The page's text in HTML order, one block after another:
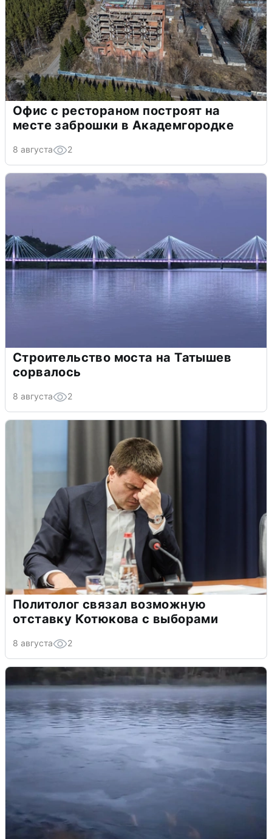
Офис с рестораном построят на
месте заброшки в Академгородке
8 августа 2
Строительство моста на Татышев
сорвалось
8 августа 2
Политолог связал возможную
отставку Котюкова с выборами
8 августа 2